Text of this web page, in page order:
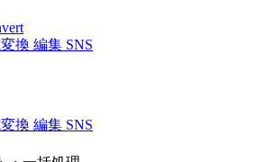
換 編集 SNS
換 編集 SNS